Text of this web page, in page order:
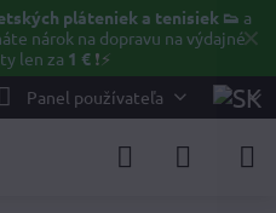
✕
pláteniek a tenisiek 👟 a
nárok na dopravu na výdajné
len za 1 € ❗⚡️
Panel používateľa